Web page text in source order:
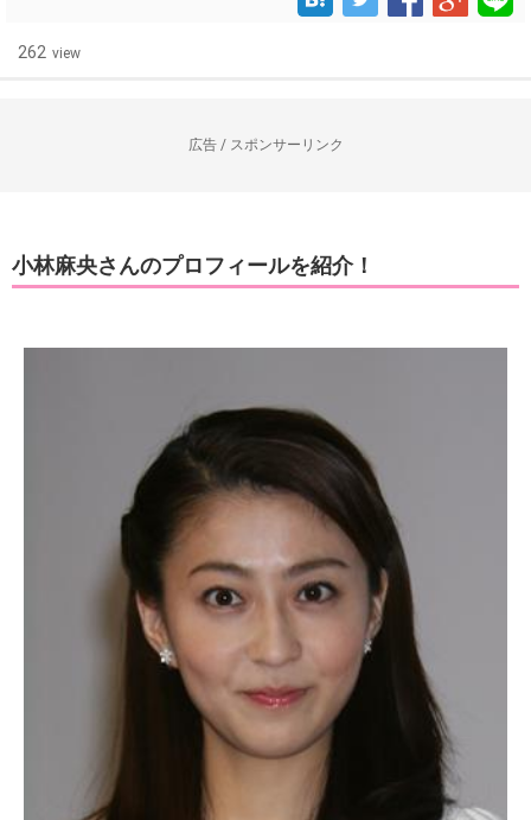
262 view
広告 / スポンサーリンク
小林麻央さんのプロフィールを紹介！